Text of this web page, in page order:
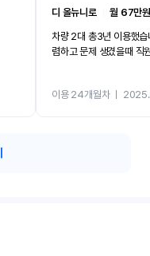
디 올뉴니로ㅣ월 67만
차량 2대 총3년 이용했
렴하고 문제 생겼을때 직
이용 24개월차ㅣ